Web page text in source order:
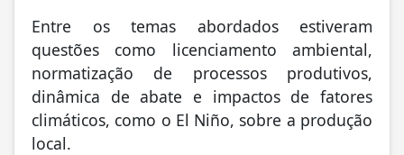
Entre os temas abordados estiveram
questões como licenciamento ambiental,
normatização de processos produtivos,
dinâmica de abate e impactos de fatores
climáticos, como o El Niño, sobre a produção
local.